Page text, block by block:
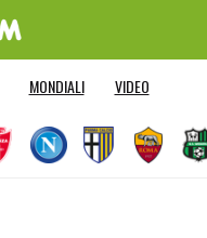
MONDIALI VIDEO